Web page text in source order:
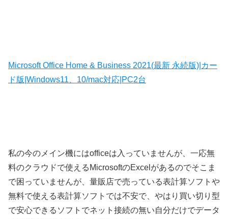
Microsoft Office Home & Business 2021(最新 永続版)|カー
ド版|Windows11、10/mac対応|PC2台
私の今のメイン機にはofficeは入っていませんが、一応無
料のクラウドで使えるMicrosoftのExcelがあるのでそこま
で困っていませんが、量販店で売っている表計算ソフトや
無料で使える表計算ソフトでは不安で、やはり買い切り型
で安心できるソフトでネット接続の無い自分だけでデータ